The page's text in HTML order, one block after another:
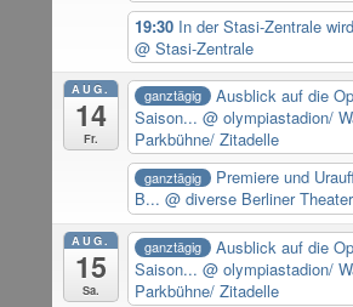
19:30 In der Stasi-Zentrale
@ Stasi-Zentrale
AUG.
14
Fr.
ganztägig
Ausblick auf die
Saison...@ olympiastadion/
Parkbühne/ Zitadelle
ganztägig
Premiere und
B...@ diverse Berliner Theater
AUG.
15
Sa.
ganztägig
Ausblick auf die
Saison...@ olympiastadion/
Parkbühne/ Zitadelle